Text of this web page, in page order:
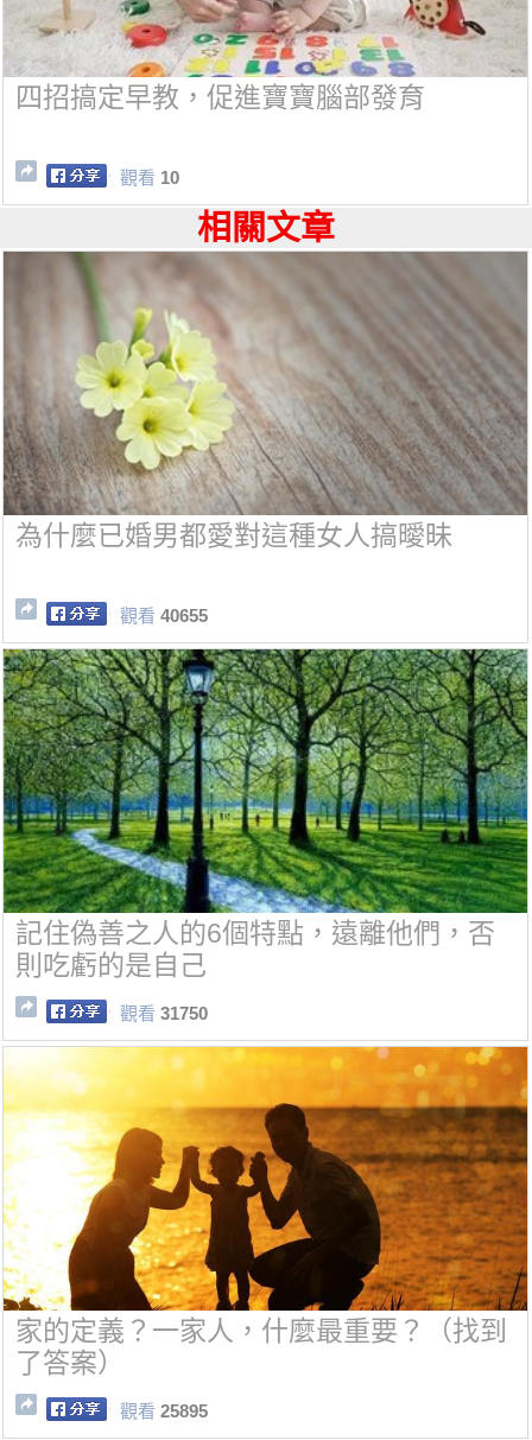
四招搞定早教，促進寶寶腦部發育
觀看 10
相關文章
為什麼已婚男都愛對這種女人搞曖昧
觀看 40655
記住偽善之人的6個特點，遠離他們，否
則吃虧的是自己
觀看 31750
家的定義？一家人，什麼最重要？（找到
了答案）
觀看 25895